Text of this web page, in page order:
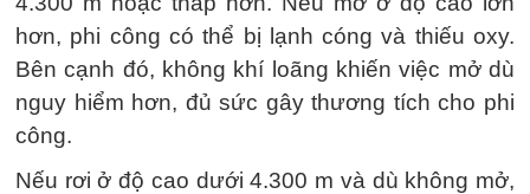
hơn, phi công có thể bị lạnh cóng và thiếu oxy.
Bên cạnh đó, không khí loãng khiến việc mở dù
nguy hiểm hơn, đủ sức gây thương tích cho phi
công.
Nếu rơi ở độ cao dưới 4.300 m và dù không mở,